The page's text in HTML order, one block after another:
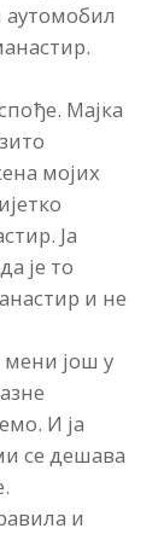
аутомобил
Мајка
мојих
Ја
је то
и не
још у
И ја
се дешава
и